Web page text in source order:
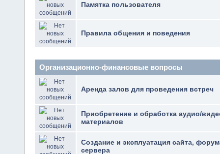
Памятка пользователя
Правила общения и поведения
Организационно-финансовые вопросы
Аренда залов для проведения встреч
Приобретение и обработка аудио/
материалов
Создание и эксплуатация сайта,
сервера